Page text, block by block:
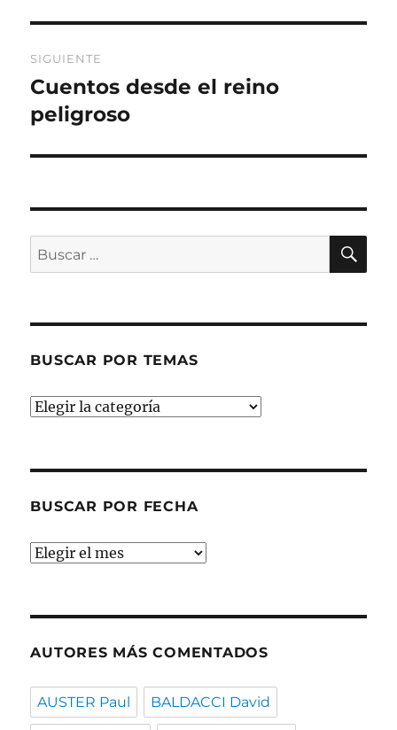
SIGUIENTE
Entrada
siguiente:
Cuentos desde el reino
peligroso
Buscar
por:
BUSCAR POR TEMAS
Buscar
BUSCAR POR FECHA
Buscar
AUTORES MÁS COMENTADOS
AUSTER Paul BALDACCI David